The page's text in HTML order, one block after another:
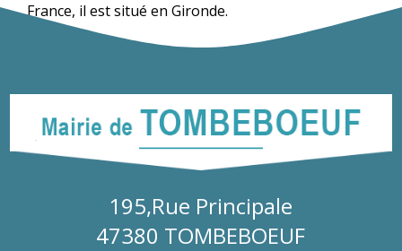
France, il est situé en Gironde.
195,Rue Principale
47380 TOMBEBOEUF